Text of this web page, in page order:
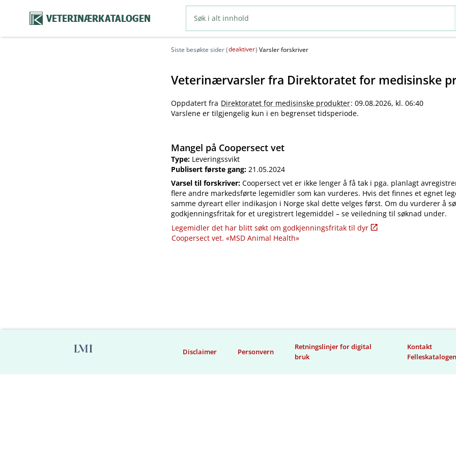
VETERINÆRKATALOGEN
Siste besøkte sider (deaktiver) Varsler forskriver
Veterinærvarsler fra Direktoratet for medisinske
Oppdatert fra Direktoratet for medisinske produkter: 09.08.2026, kl. 06:40
Varslene er tilgjengelig kun i en begrenset tidsperiode.
Mangel på Coopersect vet
Type: Leveringssvikt
Publisert første gang:21.05.2024
Varsel til forskriver:Coopersect vet er ikke lenger å få tak i pga. planlagt
flere andre markedsførte legemidler som kan vurderes. Hvis det finnes et egnet
samme dyreart eller indikasjon i Norge skal dette velges først. Om du vurderer å
godkjenningsfritak for et uregistrert legemiddel – se veiledning til søknad under.
Legemidler det har blitt søkt om godkjenningsfritak til dyr
Coopersect vet. «MSD Animal Health»
Disclaimer Personvern
Retningslinjer for digital
bruk
Kontakt
Felleskatalogen